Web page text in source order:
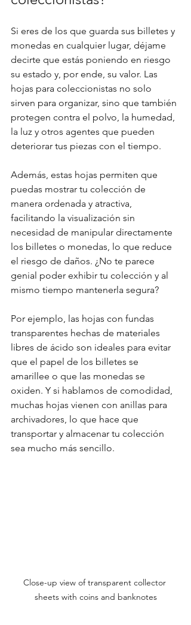
Si eres de los que guarda sus billetes y
monedas en cualquier lugar, déjame
decirte que estás poniendo en riesgo
su estado y, por ende, su valor. Las
hojas para coleccionistas no solo
sirven para organizar, sino que también
protegen contra el polvo, la humedad,
la luz y otros agentes que pueden
deteriorar tus piezas con el tiempo.
Además, estas hojas permiten que
puedas mostrar tu colección de
manera ordenada y atractiva,
facilitando la visualización sin
necesidad de manipular directamente
los billetes o monedas, lo que reduce
el riesgo de daños. ¿No te parece
genial poder exhibir tu colección y al
mismo tiempo mantenerla segura?
Por ejemplo, las hojas con fundas
transparentes hechas de materiales
libres de ácido son ideales para evitar
que el papel de los billetes se
amarillee o que las monedas se
oxiden. Y si hablamos de comodidad,
muchas hojas vienen con anillas para
archivadores, lo que hace que
transportar y almacenar tu colección
sea mucho más sencillo.
Close-up view of transparent collector
sheets with coins and banknotes